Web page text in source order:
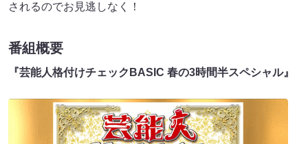
されるのでお見逃しなく！
番組概要
『芸能人格付けチェックBASIC 春の3時間半スペシャル』